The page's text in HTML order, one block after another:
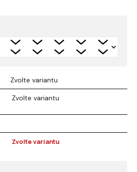
Zvolte variantu
Zvolte variantu
Zvolte variantu